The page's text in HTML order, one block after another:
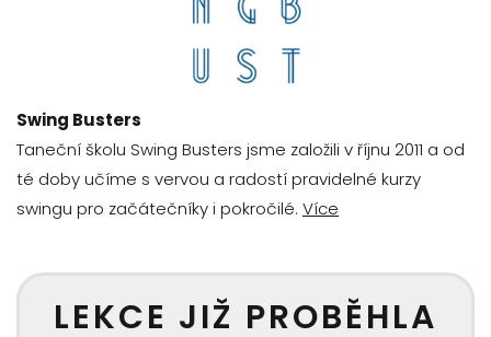
Swing Busters
Taneční školu Swing Busters jsme založili v říjnu 2011 a od
té doby učíme s vervou a radostí pravidelné kurzy
swingu pro začátečníky i pokročilé. Více
LEKCE JIŽ PROBĚHLA